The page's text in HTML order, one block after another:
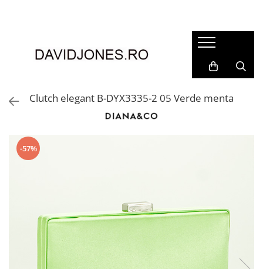
Accesorii
Genti din piele
Camasi si topuri
Incaltaminte
Clutch elegant B-DYX3335-2 05 Verde menta
-57%